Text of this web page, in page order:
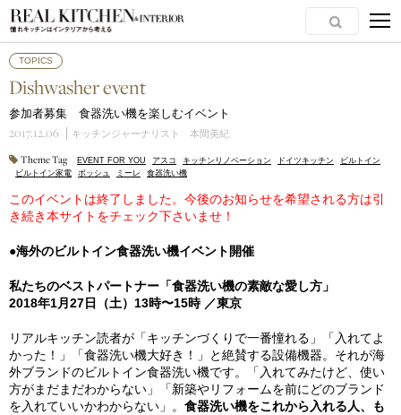
TOPICS
Dishwasher event
参加者募集 食器洗い機を楽しむイベント
2017.12.06 キッチンジャーナリスト 本間美紀
Theme Tag EVENT FOR YOU アスコ キッチンリノベーション ドイツキッチン
ビルトイン
ビルトイン家電
ボッシュ ミーレ 食器洗い機
このイベントは終了しました。今後のお知らせを希望される方は引
き続き本サイトをチェック下さいませ！
●海外のビルトイン食器洗い機イベント開催
私たちのベストパートナー「食器洗い機の素敵な愛し方」
2018年1月27日（土）13時〜15時 ／東京
リアルキッチン読者が「キッチンづくりで一番憧れる」「入れてよ
かった！」「食器洗い機大好き！」と絶賛する設備機器。それが海
外ブランドのビルトイン食器洗い機です。「入れてみたけど、使い
方がまだまだわからない」「新築やリフォームを前にどのブランド
を入れていいかわからない」。 食器洗い機をこれから入れる人、も